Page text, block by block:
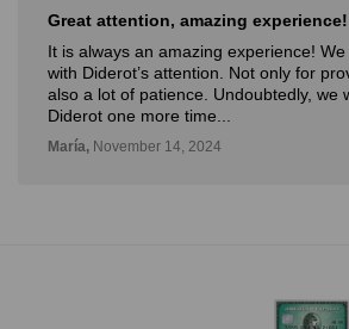
Muy buena experiencia
Muy buena experiencia. Diderot es
novedosa forma de poder ver,
con la posibilidad de probarlo. Me fue
Deli, September 12, 2024